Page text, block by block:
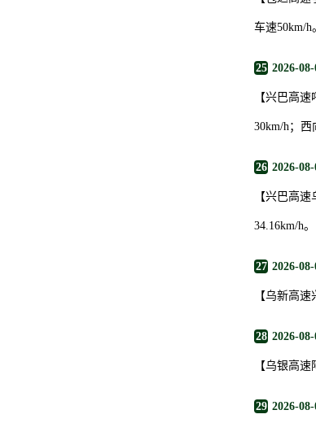
车速50km/h
25 2026-
【兴巴高
30km/h；西
26 2026-
【兴巴高
34.16km/h。
27 2026-
【乌新高
28 2026-
【乌银高
29 2026-